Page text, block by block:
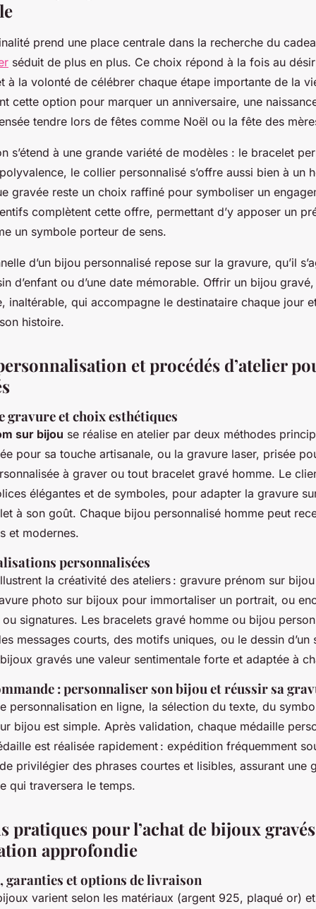
prend une place centrale dans la recherche du
séduit de plus en plus. Ce choix répond à la fois au désir
à la volonté de célébrer chaque étape importante de la
cette option pour marquer un anniversaire, une
tendre lors de fêtes comme Noël ou la fête des
s’étend à une grande variété de modèles : le bracelet
le collier personnalisé s’offre aussi bien à un
gravée reste un choix raffiné pour symboliser un
complètent cette offre, permettant d’y apposer un
un symbole porteur de sens.
d’un bijou personnalisé repose sur la gravure, qu’il
d’enfant ou d’une date mémorable. Offrir un bijou
inaltérable, qui accompagne le destinataire chaque jour
histoire.
et procédés d’atelier
gravure et choix esthétiques
sur bijou se réalise en atelier par deux méthodes
pour sa touche artisanale, ou la gravure laser, prisée
à graver ou tout bracelet gravé homme. Le
élégantes et de symboles, pour adapter la gravure
à son goût. Chaque bijou personnalisé homme peut
et modernes.
personnalisées
la créativité des ateliers : gravure prénom sur
photo sur bijoux pour immortaliser un portrait, ou
signatures. Les bracelets gravé homme ou bijou
messages courts, des motifs uniques, ou le dessin
gravés une valeur sentimentale forte et adaptée à
: personnaliser son bijou et réussir sa
personnalisation en ligne, la sélection du texte, du
bijou est simple. Après validation, chaque médaille
est réalisée rapidement : expédition fréquemment
privilégier des phrases courtes et lisibles, assurant une
qui traversera le temps.
pratiques pour l’achat de bijoux
approfondie
garanties et options de livraison
varient selon les matériaux (argent 925, plaqué or)